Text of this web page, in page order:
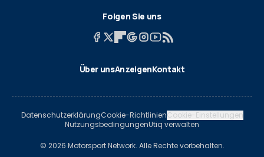
Folgen Sie uns
Über unsAnzeigenKontakt
DatenschutzerklärungCookie-RichtlinienCookie-Einstellungen
NutzungsbedingungenUtiq verwalten
© 2026 Motorsport Network. Alle Rechte vorbehalten.